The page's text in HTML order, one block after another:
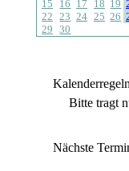
15
16 17 18 19
22
23 24 25 26
29
30
Bitte tragt
Nächste